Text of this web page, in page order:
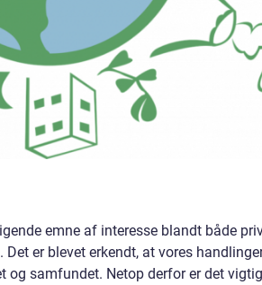
emne af interesse blandt både
Det er blevet erkendt, at vores
og samfundet. Netop derfor er det